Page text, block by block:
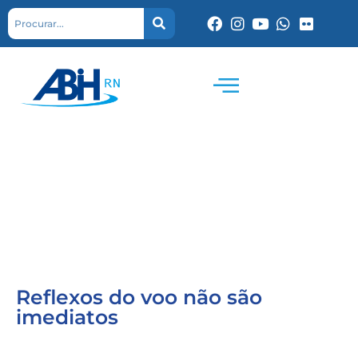
Reflexos do voo não são
imediatos